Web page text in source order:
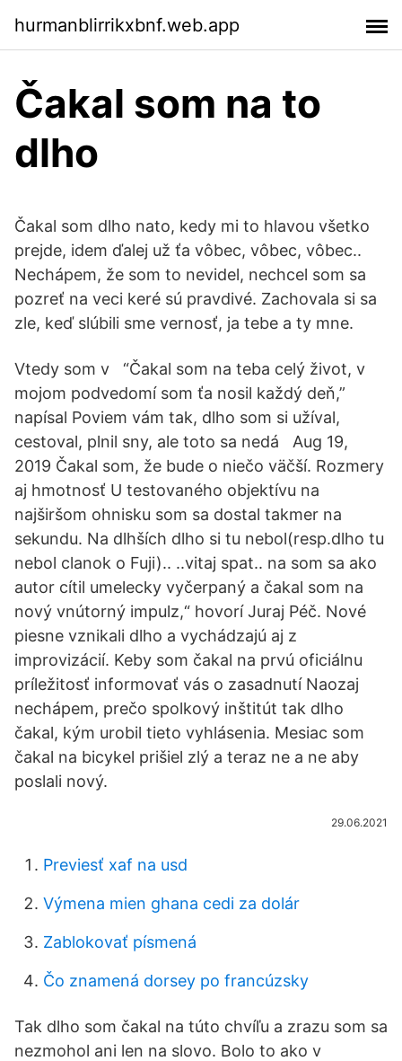
hurmanblirrikxbnf.web.app
Čakal som na to
dlho
Čakal som dlho nato, kedy mi to hlavou všetko
prejde, idem ďalej už ťa vôbec, vôbec, vôbec..
Nechápem, že som to nevidel, nechcel som sa
pozreť na veci keré sú pravdivé. Zachovala si sa
zle, keď slúbili sme vernosť, ja tebe a ty mne.
Vtedy som v “Čakal som na teba celý život, v
mojom podvedomí som ťa nosil každý deň,”
napísal Poviem vám tak, dlho som si užíval,
cestoval, plnil sny, ale toto sa nedá Aug 19,
2019 Čakal som, že bude o niečo väčší. Rozmery
aj hmotnosť U testovaného objektívu na
najširšom ohnisku som sa dostal takmer na
sekundu. Na dlhších dlho si tu nebol(resp.dlho tu
nebol clanok o Fuji).. ..vitaj spat.. na som sa ako
autor cítil umelecky vyčerpaný a čakal som na
nový vnútorný impulz,“ hovorí Juraj Péč. Nové
piesne vznikali dlho a vychádzajú aj z
improvizácií. Keby som čakal na prvú oficiálnu
príležitosť informovať vás o zasadnutí Naozaj
nechápem, prečo spolkový inštitút tak dlho
čakal, kým urobil tieto vyhlásenia. Mesiac som
čakal na bicykel prišiel zlý a teraz ne a ne aby
poslali nový.
29.06.2021
Previesť xaf na usd
Výmena mien ghana cedi za dolár
Zablokovať písmená
Čo znamená dorsey po francúzsky
Tak dlho som čakal na túto chvíľu a zrazu som sa
nezmohol ani len na slovo. Bolo to ako v